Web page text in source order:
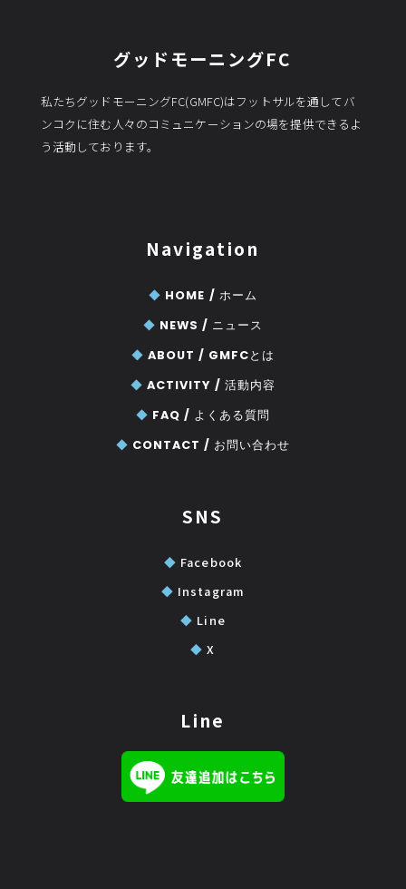
グッドモーニングFC
私たちグッドモーニングFC(GMFC)はフットサルを通してバ
ンコクに住む人々のコミュニケーションの場を提供できるよ
う活動しております。
Navigation
◆ HOME / ホーム
◆ NEWS / ニュース
◆ ABOUT / GMFCとは
◆ ACTIVITY / 活動内容
◆ FAQ / よくある質問
◆ CONTACT / お問い合わせ
SNS
◆ Facebook
◆ Instagram
◆ Line
◆ X
Line